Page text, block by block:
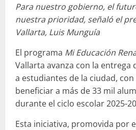
Para nuestro gobierno, el
nuestra prioridad, señaló el
Vallarta, Luis Munguía
El programa Mi Educación
Vallarta avanza con la entrega
a estudiantes de la ciudad,
beneficiar a más de 33 mil
durante el ciclo escolar 2025-
Esta iniciativa, promovida por